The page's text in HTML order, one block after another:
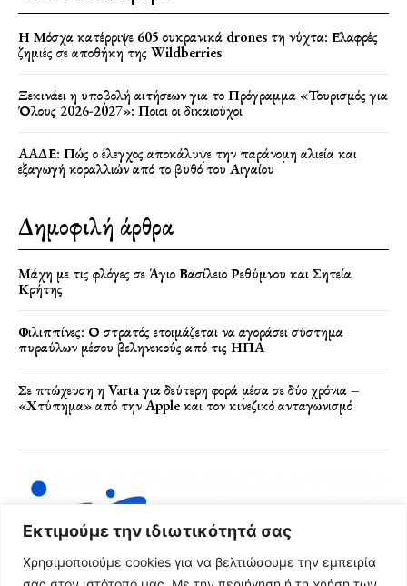
Εκτιμούμε την ιδιωτικότητά σας
Χρησιμοποιούμε cookies για να βελτιώσουμε την εμπειρία
Η Μόσχα κατέρριψε 605 ουκρανικά drones τη νύχτα: Ελαφρές
ζημιές σε αποθήκη της Wildberries
Ξεκινάει η υποβολή αιτήσεων για το Πρόγραμμα «Τουρισμός για
Όλους 2026-2027»: Ποιοι οι δικαιούχοι
ΑΑΔΕ: Πώς ο έλεγχος αποκάλυψε την παράνομη αλιεία και
εξαγωγή κοραλλιών από το βυθό του Αιγαίου
Δημοφιλή άρθρα
Μάχη με τις φλόγες σε Άγιο Βασίλειο Ρεθύμνου και Σητεία
Κρήτης
Φιλιππίνες: Ο στρατός ετοιμάζεται να αγοράσει σύστημα
πυραύλων μέσου βεληνεκούς από τις ΗΠΑ
Σε πτώχευση η Varta για δεύτερη φορά μέσα σε δύο χρόνια –
«Χτύπημα» από την Apple και τον κινεζικό ανταγωνισμό